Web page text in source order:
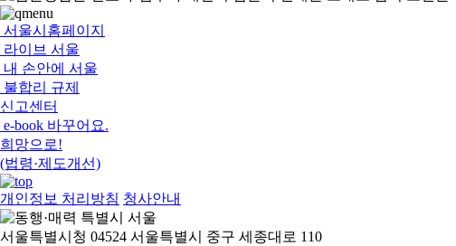
서울시홈페이지
라이브 서울
내 손안에 서울
불합리 규제
신고센터
e-book 바꾸어요.
희망으로!
(법령·제도개선)
개인정보 처리방침 청사안내
서울특별시청 04524 서울특별시 중구 세종대로 110